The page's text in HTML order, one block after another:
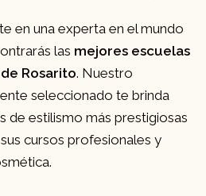
en una experta en el mundo
las mejores escuelas
Rosarito. Nuestro
seleccionado te brinda
de estilismo más prestigiosas
cursos profesionales y